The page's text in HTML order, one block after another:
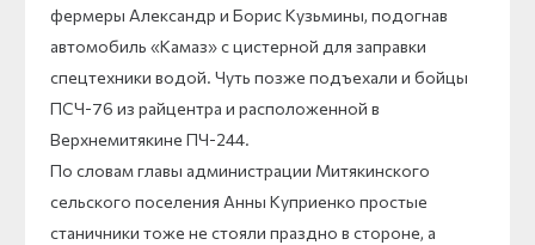
фермеры Александр и Борис Кузьмины, подогнав
автомобиль «Камаз» с цистерной для заправки
спецтехники водой. Чуть позже подъехали и бойцы
ПСЧ-76 из райцентра и расположенной в
Верхнемитякине ПЧ-244.
По словам главы администрации Митякинского
сельского поселения Анны Куприенко простые
станичники тоже не стояли праздно в стороне, а